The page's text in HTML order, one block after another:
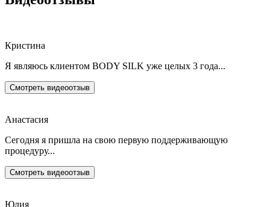
Кристина
Я являюсь клиентом BODY SILK уже целых 3 года...
Смотреть видеоотзыв
Анастасия
Сегодня я пришла на свою первую поддерживающую
процедуру...
Смотреть видеоотзыв
Юлия